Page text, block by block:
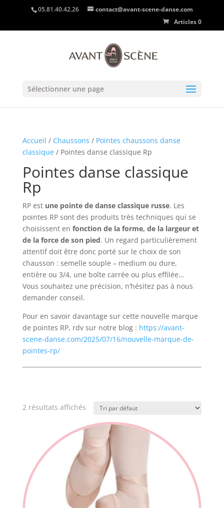
05.81.40.42.26
contact@avant-scene-danse.com
Articles 0
Sélectionner une page
Accueil / Chaussons / Pointes chaussons danse
classique/ Pointes danse classique Rp
Pointes danse classique
Rp
RP est une pointe de danse classique russe. Les
pointes RP sont des produits très techniques qui se
choisissent en fonction de la forme, de la largeur et
de la force de son pied. Un regard particulièrement
attentif doit être donc porté sur le choix de son
chausson : semelle souple – medium ou dure,
entière ou 3/4, une boîte carrée ou plus effilée…
Vous souhaitez une précision, n’hésitez pas à nous
demander conseil.
Pour en savoir davantage sur cette nouvelle marque
de pointes RP, rdv sur notre blog : https://avant-
scene-danse.com/2025/07/16/nouvelle-marque-de-
pointes-rp/
2 résultats affichés